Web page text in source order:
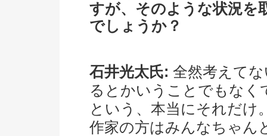
すが、そのような状況を
でしょうか？
石井光太氏: 全然考えて
るとかいうことでもなく
という、本当にそれだけ
作家の方はみんなちゃん